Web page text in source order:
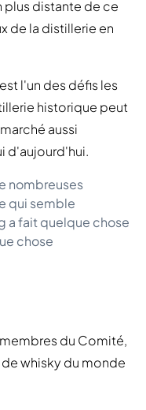
plus distante de ce
de la distillerie en
l'un des défis les
historique peut
aussi
d'aujourd'hui.
nombreuses
qui semble
a fait quelque chose
chose
du Comité,
whisky du monde